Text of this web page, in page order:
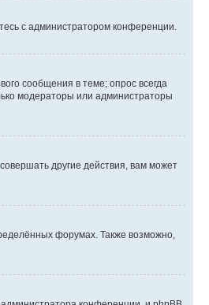
с администратором конференции.
сообщения в теме; опрос всегда
модераторы или администраторы
другие действия, вам может
форумах. Также возможно,